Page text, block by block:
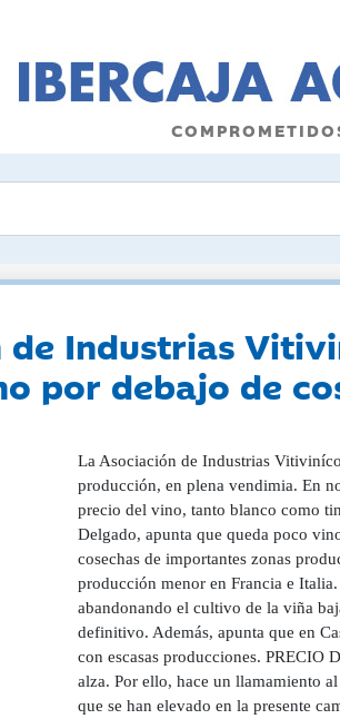
de Industrias
por debajo de
La Asociación de Industrias
producción, en plena vendimia. En
precio del vino, tanto blanco como
Delgado, apunta que queda poco
cosechas de importantes zonas
producción menor en Francia e
abandonando el cultivo de la viña
definitivo. Además, apunta que en
con escasas producciones. PRECIO
alza. Por ello, hace un llamamiento
que se han elevado en la presente